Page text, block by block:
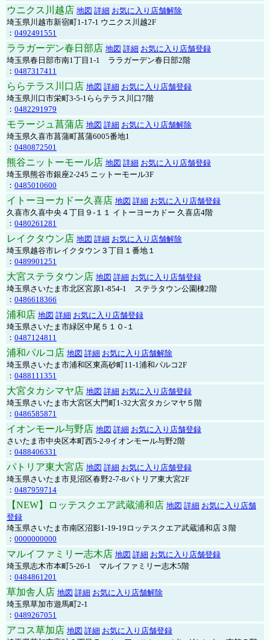
ウニクス川越店 地図 詳細 お気に入り店舗解除
埼玉県川越市新宿町1-17-1 ウニクス川越2F
： 0492491551
ララガーデン春日部店 地図 詳細 お気に入り店舗登録
埼玉県春日部市南1丁目1-1 ララガーデン春日部2階
： 0487317411
ららテラス川口店 地図 詳細 お気に入り店舗登録
埼玉県川口市栄町3-5-1ららテラス川口7階
： 0482291979
モラージュ菖蒲店 地図 詳細 お気に入り店舗解除
埼玉県久喜市菖蒲町菖蒲6005番地1
： 0480872501
熊谷ニットーモール店 地図 詳細 お気に入り店舗登録
埼玉県熊谷市銀座2-245 ニットーモール3F
： 0485010600
イトーヨーカドー久喜店 地図 詳細 お気に入り店舗登録
久喜市久喜中央４丁目９-１１ イトーヨーカドー 久喜店4階
： 0480261281
レイクタウン店 地図 詳細 お気に入り店舗解除
埼玉県越谷市レイクタウン３丁目１番地１
： 0489901251
大宮ステラタウン店 地図 詳細 お気に入り店舗登録
埼玉県さいたま市北区宮原1-854-1 ステラタウン公園棟2階
： 0486618366
浦和店 地図 詳細 お気に入り店舗登録
埼玉県さいたま市緑区中尾５１０-１
： 0487124811
浦和パルコ店 地図 詳細 お気に入り店舗解除
埼玉県さいたま市浦和区東高砂町11-1浦和パルコ2F
： 0488111351
大宮タカシマヤ店 地図 詳細 お気に入り店舗登録
埼玉県さいたま市大宮区大門町1-32大宮タカシマヤ５階
： 0486585871
イオンモール与野店 地図 詳細 お気に入り店舗登録
さいたま市中央区本町西5-2-9イオンモール与野2階
： 0488406331
パトリア東大宮店 地図 詳細 お気に入り店舗登録
埼玉県さいたま市見沼区春野2-7-8パトリア東大宮2F
： 0487959714
【NEW】ロッテスクエア武蔵浦和店 地図 詳細 お気に入り店舗
登録
埼玉県さいたま市南区沼影1-19-19ロッテスクエア武蔵浦和店３階
： 0000000000
マルイファミリー志木店 地図 詳細 お気に入り店舗登録
埼玉県志木市本町5-26-1 マルイファミリー志木5階
： 0484861201
草加舎人店 地図 詳細 お気に入り店舗解除
埼玉県草加市遊馬町2-1
： 0489267051
アコス草加店 地図 詳細 お気に入り店舗登録